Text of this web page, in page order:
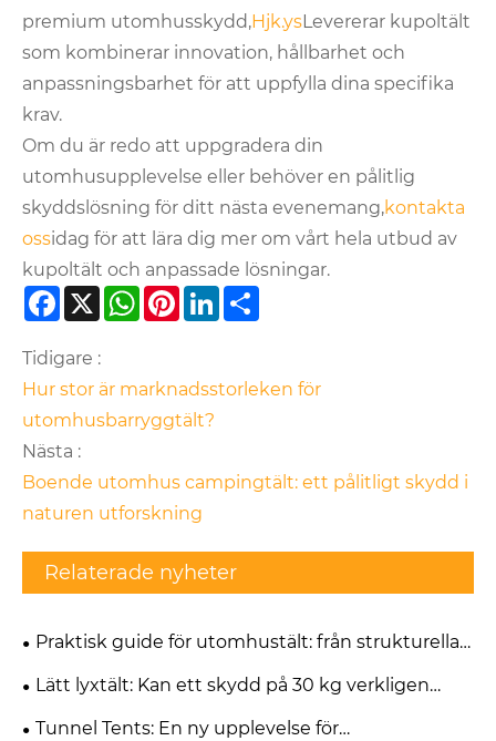
premium utomhusskydd,Hjk.ysLevererar kupoltält
som kombinerar innovation, hållbarhet och
anpassningsbarhet för att uppfylla dina specifika
krav.
Om du är redo att uppgradera din
utomhusupplevelse eller behöver en pålitlig
skyddslösning för ditt nästa evenemang,kontakta
ossidag för att lära dig mer om vårt hela utbud av
kupoltält och anpassade lösningar.
Facebook
X WhatsApp
PinterestLinkedIn
Tidigare :
Hur stor är marknadsstorleken för
utomhusbarryggtält?
Nästa :
Boende utomhus campingtält: ett pålitligt skydd i
naturen utforskning
Relaterade nyheter
Praktisk guide för utomhustält: från strukturella
principer till kritiska fältbeslut
Lätt lyxtält: Kan ett skydd på 30 kg verkligen
balansera glampingkomfort med hållbarhet hela
Tunnel Tents: En ny upplevelse för